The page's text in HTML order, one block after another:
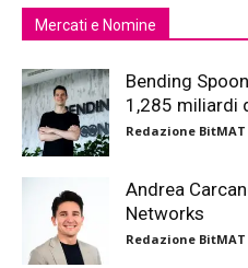
Mercati e Nomine
Bending
1,285 miliardi
Redazione BitMAT
Andrea
Networks
Redazione BitMAT